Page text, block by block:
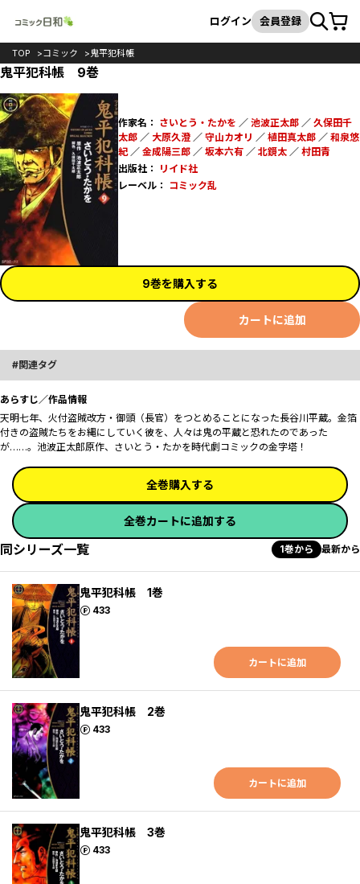
検索
ログイン 会員登録カート
TOP コミック 鬼平犯科帳
鬼平犯科帳 9巻
作家名： さいとう・たかを ／ 池波正太郎／ 久保田千
太郎／ 大原久澄／ 守山カオリ ／ 植田真太郎／ 和泉悠
紀／ 金成陽三郎／ 坂本六有／ 北鏡太／ 村田青
出版社：
リイド社
レーベル：
コミック乱
9巻を購入する
カートに追加
関連タグ
あらすじ／作品情報
天明七年、火付盗賊改方・御頭（長官）をつとめることになった長谷川平蔵。金箔
付きの盗賊たちをお縄にしていく彼を、人々は鬼の平蔵と恐れたのであった
が……。池波正太郎原作、さいとう・たかを時代劇コミックの金字塔！
全巻購入する
全巻カートに追加する
同シリーズ一覧 1巻から 最新から
鬼平犯科帳 1巻
433
ポイント
カートに追加
鬼平犯科帳 2巻
433
ポイント
カートに追加
鬼平犯科帳 3巻
433
ポイント